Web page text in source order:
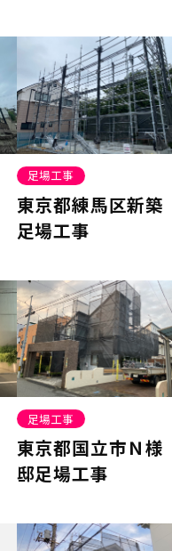
足場工事
東京都練馬区新築
足場工事
足場工事
東京都国立市Ｎ様
邸足場工事